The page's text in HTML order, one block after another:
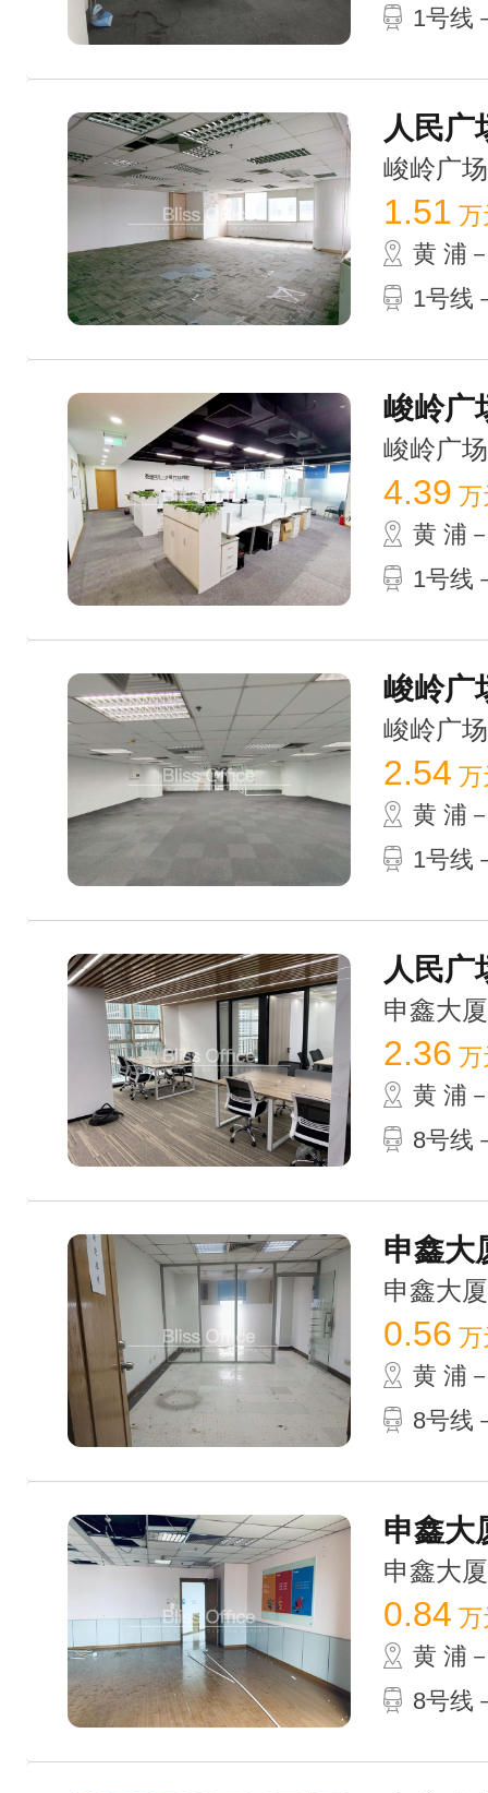
1号线
人民
峻岭广
1.51 万
黄 浦
1号线
峻岭广
峻岭广
4.39 万
黄 浦
1号线
峻岭广
峻岭广
2.54 万
黄 浦
1号线
人民广
申鑫大
2.36 万
黄 浦
8号线
申鑫大
申鑫大
0.56 万
黄 浦
8号线
申鑫大
申鑫大
0.84 万
黄 浦
8号线